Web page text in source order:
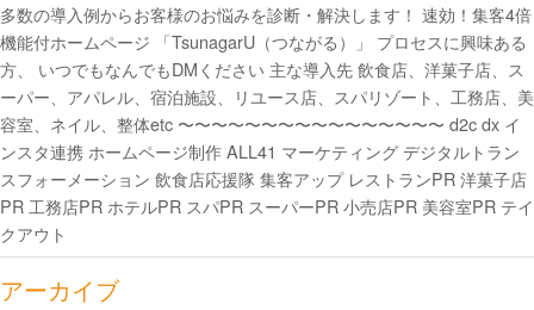
多数の導入例からお客様のお悩みを診断・解決します！ 速効！集客4倍
機能付ホームページ 「TsunagarU（つながる）」 プロセスに興味ある
方、 いつでもなんでもDMください 主な導入先 飲食店、洋菓子店、ス
ーパー、アパレル、宿泊施設、リユース店、スパリゾート、工務店、美
容室、ネイル、整体etc 〜〜〜〜〜〜〜〜〜〜〜〜〜〜〜〜 d2c dx イ
ンスタ連携 ホームページ制作 ALL41 マーケティング デジタルトラン
スフォーメーション 飲食店応援隊 集客アップ レストランPR 洋菓子店
PR 工務店PR ホテルPR スパPR スーパーPR 小売店PR 美容室PR テイ
クアウト
アーカイブ